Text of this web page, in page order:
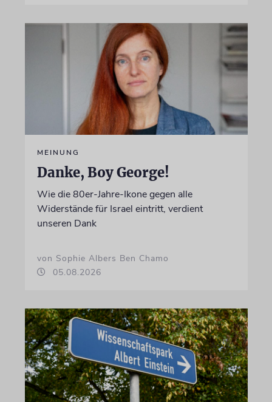
MEINUNG
Danke, Boy George!
Wie die 80er-Jahre-Ikone gegen alle
Widerstände für Israel eintritt, verdient
unseren Dank
von Sophie Albers Ben Chamo
05.08.2026